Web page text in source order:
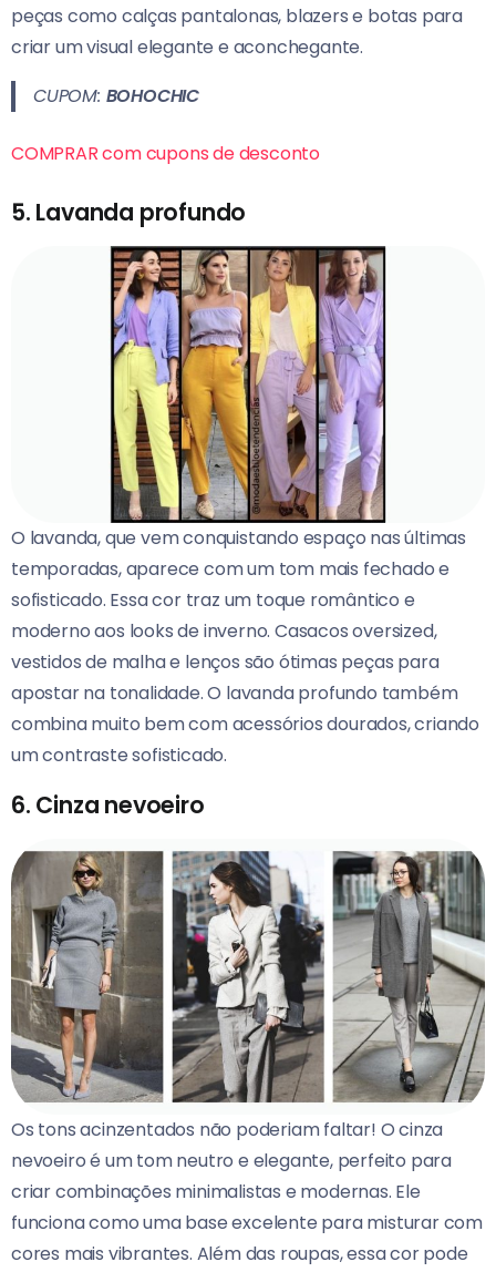
peças como calças pantalonas, blazers e botas para
criar um visual elegante e aconchegante.
CUPOM: BOHOCHIC
COMPRAR com cupons de desconto
5. Lavanda profundo
O lavanda, que vem conquistando espaço nas últimas
temporadas, aparece com um tom mais fechado e
sofisticado. Essa cor traz um toque romântico e
moderno aos looks de inverno. Casacos oversized,
vestidos de malha e lenços são ótimas peças para
apostar na tonalidade. O lavanda profundo também
combina muito bem com acessórios dourados, criando
um contraste sofisticado.
6. Cinza nevoeiro
Os tons acinzentados não poderiam faltar! O cinza
nevoeiro é um tom neutro e elegante, perfeito para
criar combinações minimalistas e modernas. Ele
funciona como uma base excelente para misturar com
cores mais vibrantes. Além das roupas, essa cor pode